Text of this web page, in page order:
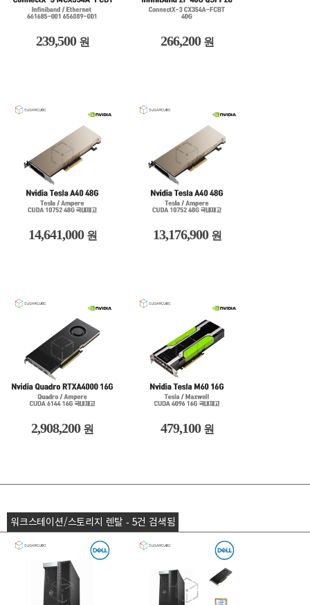
239,500 원 266,200 원
14,641,000 원 13,176,900 원
2,908,200 원 479,100 원
워크스테이션/스토리지 렌탈 - 5건 검색됨